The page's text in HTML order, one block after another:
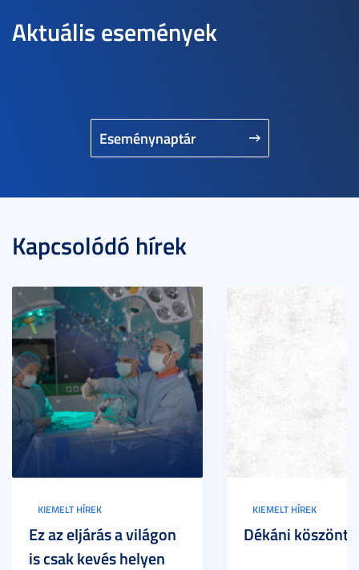
Aktuális események
Eseménynaptár
Kapcsolódó hírek
KIEMELT HÍREK
Ez az eljárás a világon
is csak kevés helyen
KIEMELT HÍREK
Dékáni köszöntő